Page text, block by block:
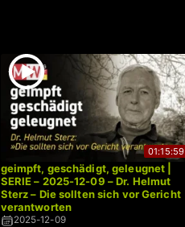
01:15:59
geimpft, geschädigt, geleugnet |
SERIE – 2025-12-09 – Dr. Helmut
Sterz – Die sollten sich vor Gericht
verantworten
2025-12-09